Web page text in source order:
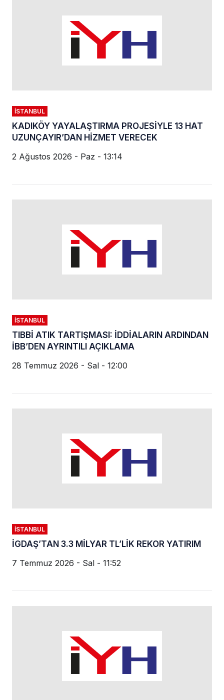
İSTANBUL
KADIKÖY YAYALAŞTIRMA PROJESİYLE 13 HAT
UZUNÇAYIR’DAN HİZMET VERECEK
2 Ağustos 2026 - Paz - 13:14
İSTANBUL
TIBBİ ATIK TARTIŞMASI: İDDİALARIN ARDINDAN
İBB’DEN AYRINTILI AÇIKLAMA
28 Temmuz 2026 - Sal - 12:00
İSTANBUL
İGDAŞ’TAN 3.3 MİLYAR TL’LİK REKOR YATIRIM
7 Temmuz 2026 - Sal - 11:52